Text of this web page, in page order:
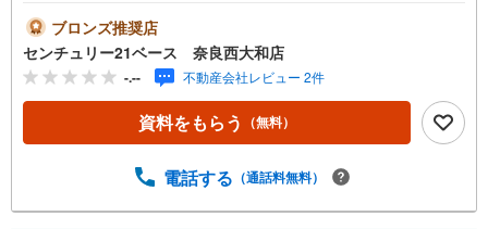
お時間でもご見学可！・今から見たい！というお声にもご
対応できます！◇住宅ローンもお任せください！◇・提携
銀行多数あり（地方銀行・都市銀行・信用金庫etc）・優遇
後適用金利 0.875％～（審査内容により異なります）--- ◇
◇ Yahoo！不動産キャンペーン対象店舗 ◇◇ ----当店で物
件を成約いただくとPayPayボーナスライトがもらえる【Y
す。「資料をもらう」「見学予約をする」からエントリー
い合わせください。-----------------------------
ブロンズ推奨店
センチュリー21ベース 奈良西大和店
-.-- 不動産会社レビュー 2件
資料をもらう （無料）
電話する （通話料無料）